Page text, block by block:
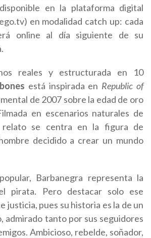
en la plataforma digital
en modalidad catch up: cada
online al día siguiente de su
reales y estructurada en 10
está inspirada en Republic of
de 2007 sobre la edad de oro
en escenarios naturales de
relato se centra en la figura de
decidido a crear un mundo
Barbanegra representa la
pirata. Pero destacar solo ese
justicia, pues su historia es la de un
admirado tanto por sus seguidores
Ambicioso, rebelde, soñador,